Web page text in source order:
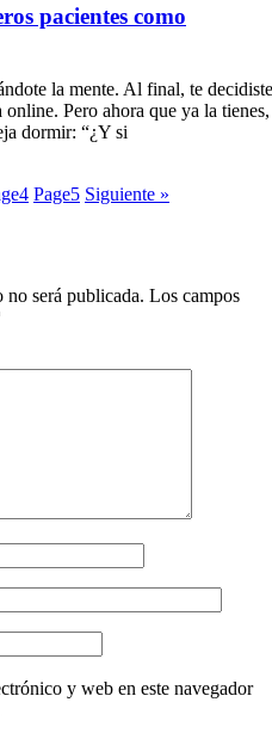
pacientes como
la mente. Al final, te decidiste
Pero ahora que ya la tienes,
dormir: “¿Y si
4 Page5 Siguiente »
será publicada. Los campos
y web en este navegador